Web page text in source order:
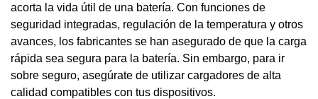
acorta la vida útil de una batería. Con funciones de
seguridad integradas, regulación de la temperatura y otros
avances, los fabricantes se han asegurado de que la carga
rápida sea segura para la batería. Sin embargo, para ir
sobre seguro, asegúrate de utilizar cargadores de alta
calidad compatibles con tus dispositivos.